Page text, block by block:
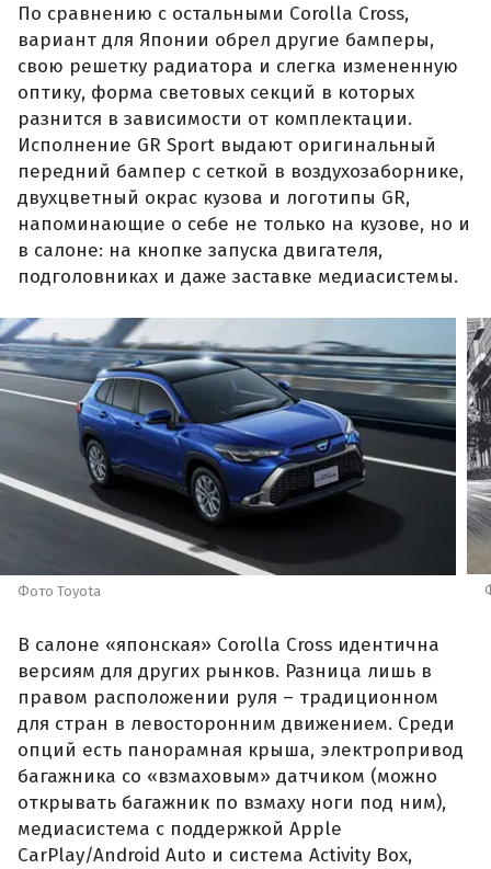
По сравнению с остальными Corolla Cross,
вариант для Японии обрел другие бамперы,
свою решетку радиатора и слегка измененную
оптику, форма световых секций в которых
разнится в зависимости от комплектации.
Исполнение GR Sport выдают оригинальный
передний бампер с сеткой в воздухозаборнике,
двухцветный окрас кузова и логотипы GR,
напоминающие о себе не только на кузове, но и
в салоне: на кнопке запуска двигателя,
подголовниках и даже заставке медиасистемы.
Фото Toyota
В салоне «японская» Corolla Cross идентична
версиям для других рынков. Разница лишь в
правом расположении руля – традиционном
для стран в левосторонним движением. Среди
опций есть панорамная крыша, электропривод
багажника со «взмаховым» датчиком (можно
открывать багажник по взмаху ноги под ним),
медиасистема с поддержкой Apple
CarPlay/Android Auto и система Activity Box,